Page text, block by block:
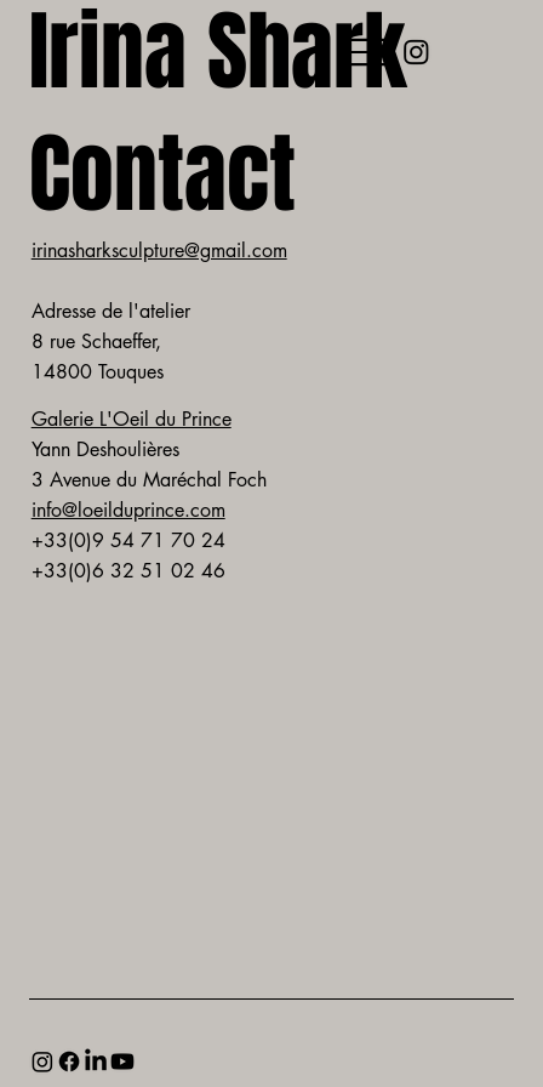
Irina Shark
Contact
irinasharksculpture@gmail.com
Adresse de l'atelier
8 rue Schaeffer,
14800 Touques
Galerie L'Oeil du Prince
Yann Deshoulières
3 Avenue du Maréchal Foch​
info@loeilduprince.com
+33(0)9 54 71 70 24
+33(0)6 32 51 02 46